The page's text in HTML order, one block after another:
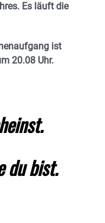
Es läuft die
ist
20.08 Uhr.
du bist.